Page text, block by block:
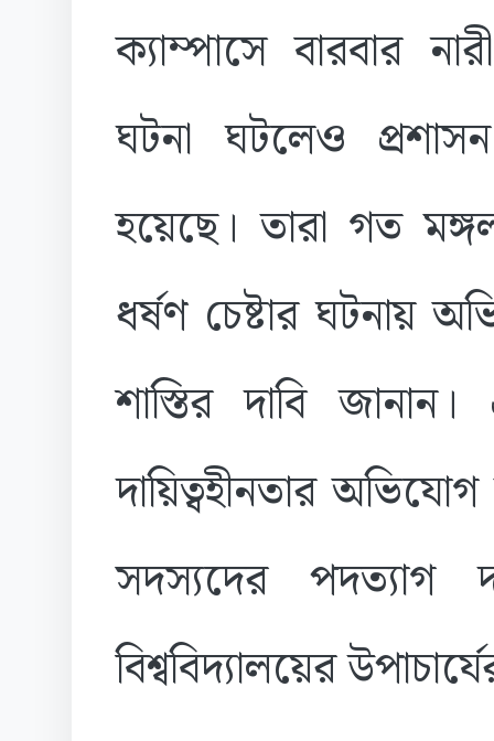
ক্যাম্পাসে বারবার
ঘটনা ঘটলেও
হয়েছে। তারা গত
ধর্ষণ চেষ্টার ঘটনায়
শাস্তির দাবি
দায়িত্বহীনতার
সদস্যদের পদত্যাগ
বিশ্ববিদ্যালয়ের